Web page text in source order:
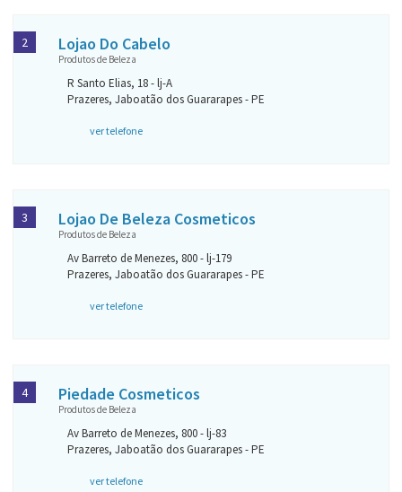
Lojao Do Cabelo
Produtos de Beleza
R Santo Elias, 18 - lj-A
Prazeres, Jaboatão dos Guararapes - PE
ver telefone
2
Lojao De Beleza Cosmeticos
Produtos de Beleza
Av Barreto de Menezes, 800 - lj-179
Prazeres, Jaboatão dos Guararapes - PE
ver telefone
3
Piedade Cosmeticos
Produtos de Beleza
Av Barreto de Menezes, 800 - lj-83
Prazeres, Jaboatão dos Guararapes - PE
ver telefone
4